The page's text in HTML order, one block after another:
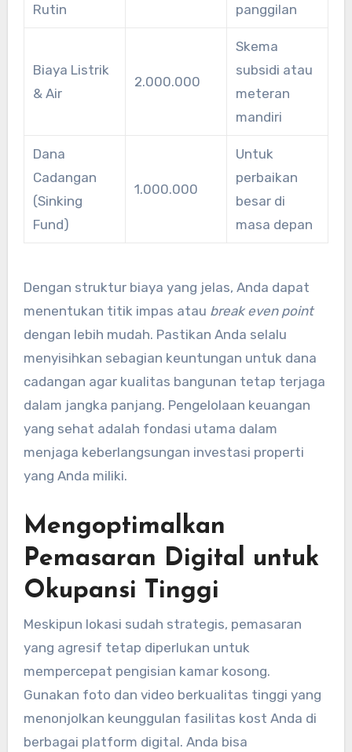
Rutin
panggilan
Biaya Listrik
& Air
2.000.000
Skema
subsidi atau
meteran
mandiri
Dana
Cadangan
(Sinking
Fund)
1.000.000
Untuk
perbaikan
besar di
masa depan
Dengan struktur biaya yang jelas, Anda dapat
menentukan titik impas atau break even point
dengan lebih mudah. Pastikan Anda selalu
menyisihkan sebagian keuntungan untuk dana
cadangan agar kualitas bangunan tetap terjaga
dalam jangka panjang. Pengelolaan keuangan
yang sehat adalah fondasi utama dalam
menjaga keberlangsungan investasi properti
yang Anda miliki.
Mengoptimalkan
Pemasaran Digital untuk
Okupansi Tinggi
Meskipun lokasi sudah strategis, pemasaran
yang agresif tetap diperlukan untuk
mempercepat pengisian kamar kosong.
Gunakan foto dan video berkualitas tinggi yang
menonjolkan keunggulan fasilitas kost Anda di
berbagai platform digital. Anda bisa